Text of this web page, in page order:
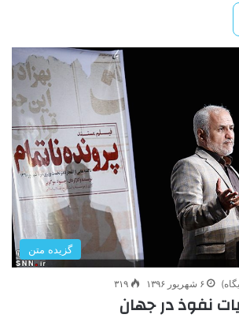
گزیده متن
۶ شهریور ۱۳۹۶ ۳۱۹
نفوذ در جهان